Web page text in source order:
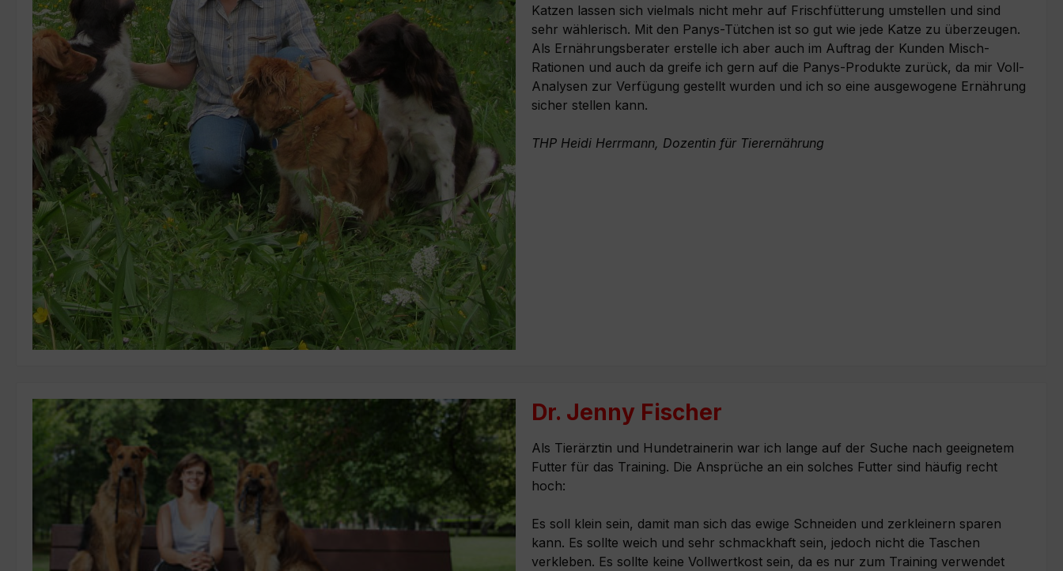
Katzen lassen sich vielmals nicht mehr auf Frischfütterung umstellen und sind
sehr wählerisch. Mit den Panys-Tütchen ist so gut wie jede Katze zu überzeugen.
Als Ernährungsberater erstelle ich aber auch im Auftrag der Kunden Misch-
Rationen und auch da greife ich gern auf die Panys-Produkte zurück, da mir Voll-
Analysen zur Verfügung gestellt wurden und ich so eine ausgewogene Ernährung
sicher stellen kann.
THP Heidi Herrmann, Dozentin für Tierernährung
Dr. Jenny Fischer
Als Tierärztin und Hundetrainerin war ich lange auf der Suche nach geeignetem
Futter für das Training. Die Ansprüche an ein solches Futter sind häufig recht
hoch:
Es soll klein sein, damit man sich das ewige Schneiden und zerkleinern sparen
kann. Es sollte weich und sehr schmackhaft sein, jedoch nicht die Taschen
verkleben. Es sollte keine Vollwertkost sein, da es nur zum Training verwendet